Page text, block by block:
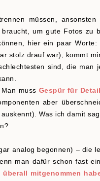
müssen,
um gute Fotos zu
hier ein paar
stolz drauf war), kommt
sind, die man
muss Gespür für
aber
Was ich damit
analog begonnen) – die
man dafür schon fast
mitgenommen